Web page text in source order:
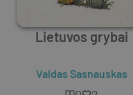
Lietuvos grybai
Valdas Sasnauskas